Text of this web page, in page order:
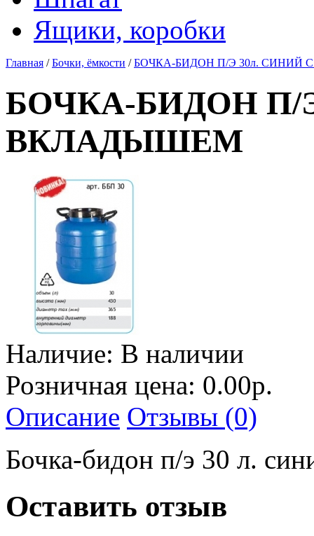
Ящики, коробки
Главная /Бочки, ёмкости /БОЧКА-БИДОН П/Э 30л. СИНИЙ
БОЧКА-БИДОН П/
ВКЛАДЫШЕМ
Наличие: В наличии
Розничная цена: 0.00р.
Описание Отзывы (0)
Бочка-бидон п/э 30 л.
Оставить отзыв